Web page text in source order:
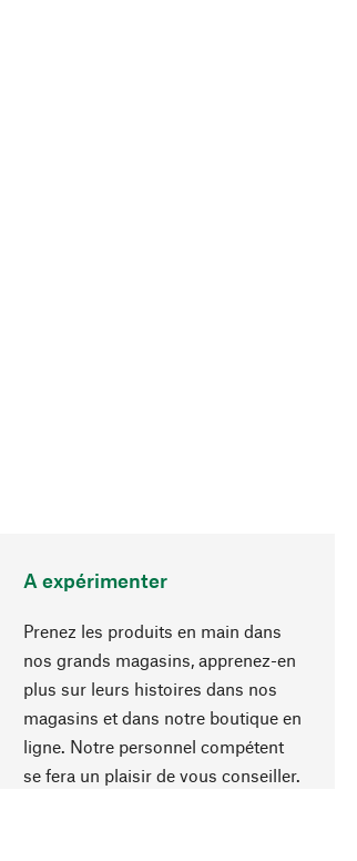
A expérimenter
Prenez les produits en main dans
nos grands magasins, apprenez-en
plus sur leurs histoires dans nos
magasins et dans notre boutique en
ligne. Notre personnel compétent
se fera un plaisir de vous conseiller.